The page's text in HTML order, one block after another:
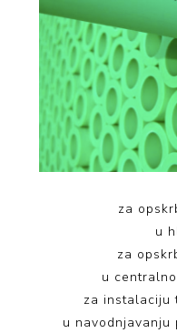
za
u
za
u
za instalaciju
u navodnjavanju